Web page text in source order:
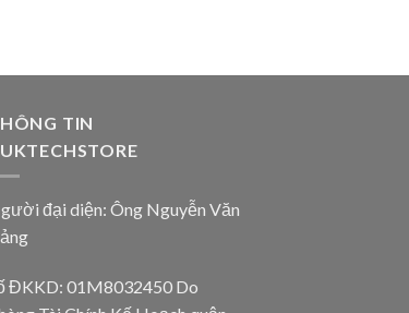
TIN
đại diện: Ông Nguyễn Văn
ĐKKD: 01M8032450 Do